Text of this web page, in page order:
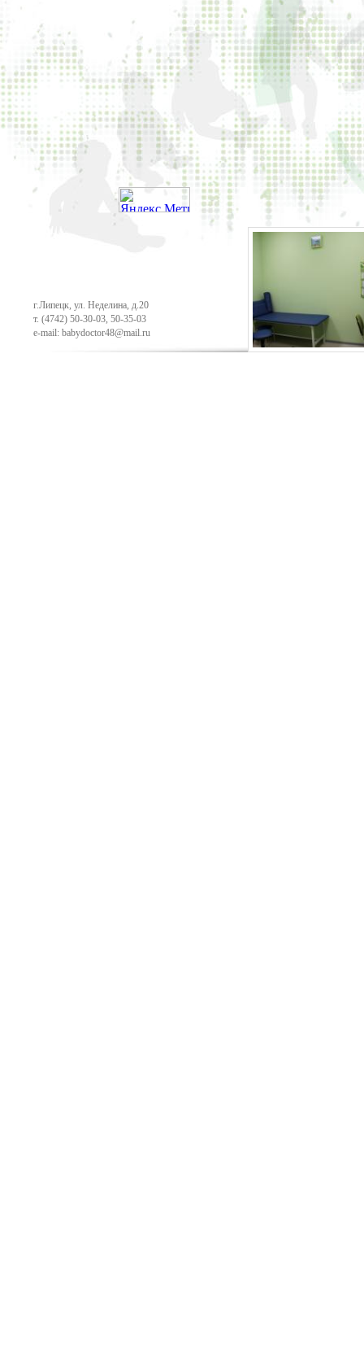
г.Липецк, ул. Неделина, д.20
т. (4742) 50-30-03, 50-35-03
e-mail: babydoctor48@mail.ru
Продвижение